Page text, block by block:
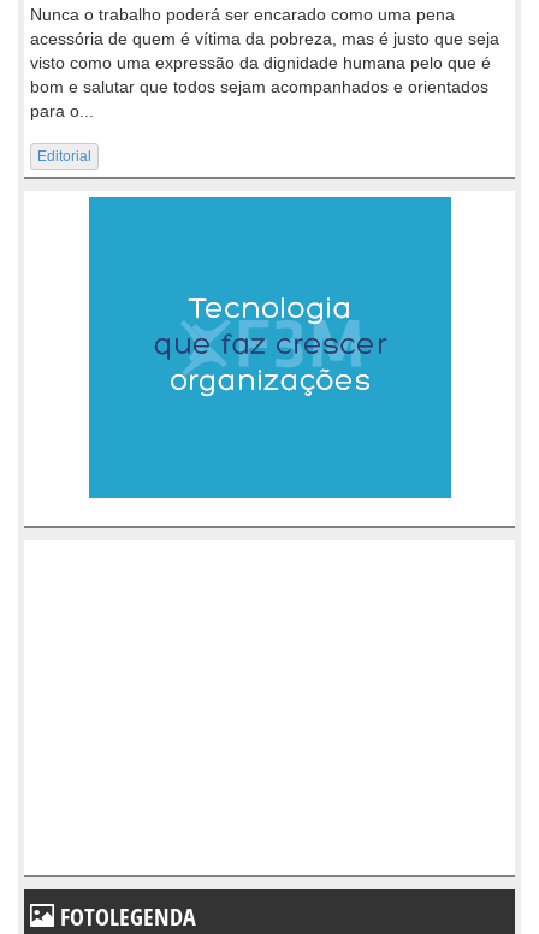
Nunca o trabalho poderá ser encarado como uma pena
acessória de quem é vítima da pobreza, mas é justo que seja
visto como uma expressão da dignidade humana pelo que é
bom e salutar que todos sejam acompanhados e orientados
para o...
Editorial
FOTOLEGENDA